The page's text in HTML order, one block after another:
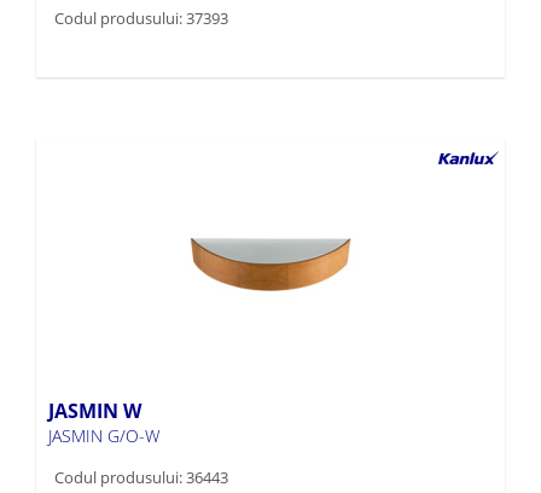
Codul produsului: 37393
JASMIN W
JASMIN G/O-W
Codul produsului: 36443